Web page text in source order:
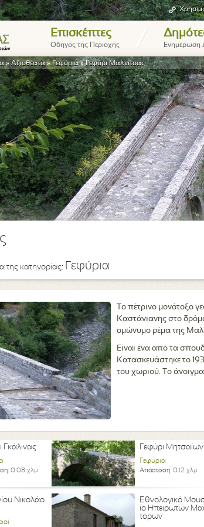
Επισκέπτες
Οδηγός της Περιοχής / Ενημέρωση
»Αξιοθέατα»Γεφύρια»Γεφύρι Μαλνίτσας
της κατηγορίας: Γεφύρια
Το πέτρινο μονότοξο
Καστάνιανης στο
ομώνυμο ρέμα της
Είναι ένα από τα
Κατασκευάστηκε το
του χωριού. Το
Γκάλινας
0.08 χλμ
Γεφύρι Μητσαίων
Γεφύρια
Απόσταση: 0.12 χλμ
Νικολάο
Εθνολογικό
ίο Ηπειρωτών
τόρων